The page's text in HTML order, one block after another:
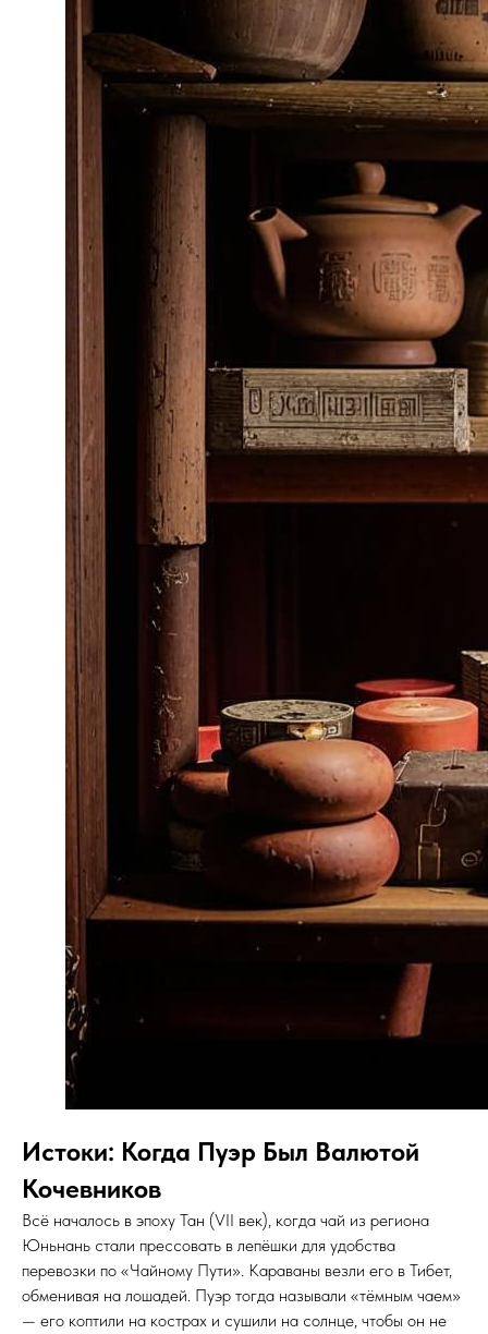
Истоки: Когда Пуэр Был Валютой
Кочевников
Всё началось в эпоху Тан (VII век), когда чай из региона
Юньнань стали прессовать в лепёшки для удобства
перевозки по «Чайному Пути». Караваны везли его в Тибет,
обменивая на лошадей. Пуэр тогда называли «тёмным чаем»
— его коптили на кострах и сушили на солнце, чтобы он не